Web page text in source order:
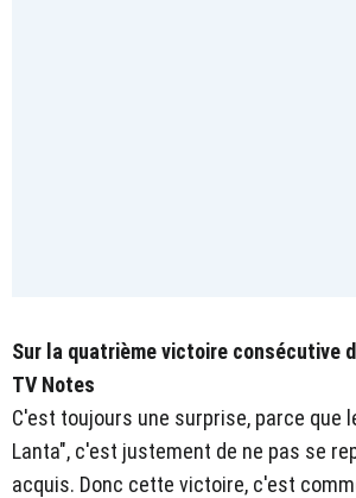
Sur la quatrième victoire consécutive
TV Notes
C'est toujours une surprise, parce que
Lanta", c'est justement de ne pas se
acquis. Donc cette victoire, c'est